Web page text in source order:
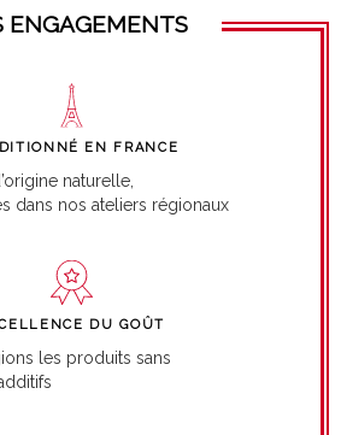
ENGAGEMENTS
EN FRANCE
naturelle,
dans nos ateliers régionaux
DU GOÛT
les produits sans